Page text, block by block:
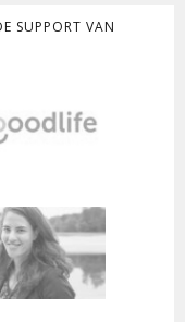
SUPPORT VAN